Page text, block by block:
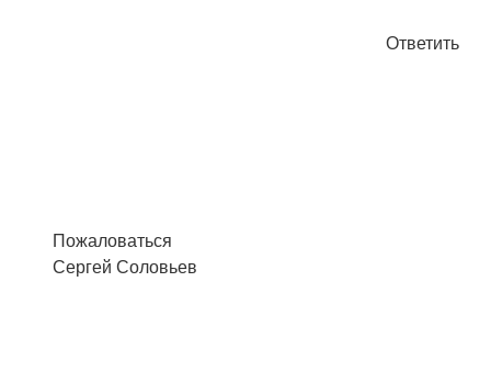
Ответить
Пожаловаться
Сергей Соловьев